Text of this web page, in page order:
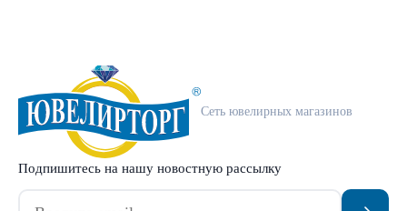
Сеть ювелирных магазинов
Подпишитесь на нашу новостную рассылку